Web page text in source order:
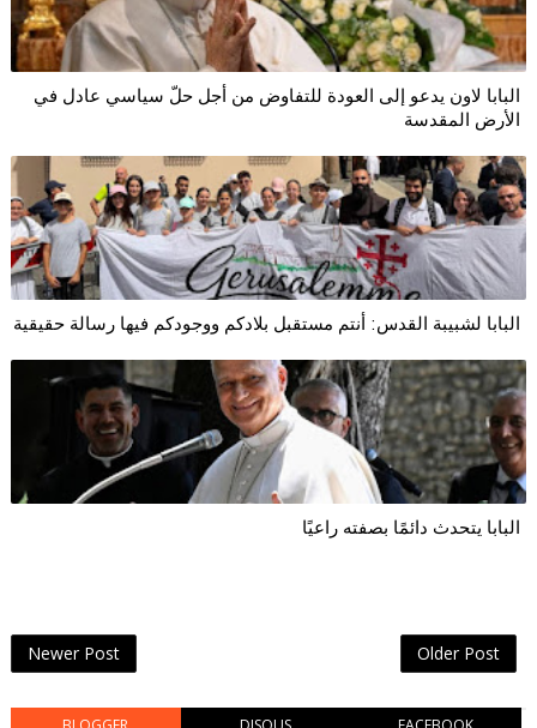
البابا لاون يدعو إلى العودة للتفاوض من أجل حلّ سياسي عادل في
الأرض المقدسة
البابا لشبيبة القدس: أنتم مستقبل بلادكم ووجودكم فيها رسالة حقيقية
البابا يتحدث دائمًا بصفته راعيًا
Newer Post Older Post